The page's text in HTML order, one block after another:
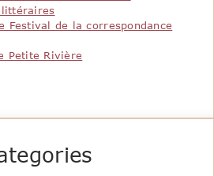
Festival de la correspondance
Petite Rivière